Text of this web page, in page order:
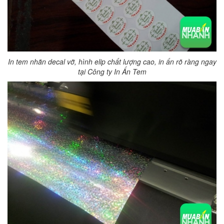
In tem nhãn decal vỡ, hình elip chất lượng cao, in ấn rõ ràng ngay
tại Công ty In Ấn Tem